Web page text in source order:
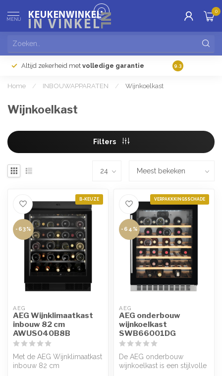
MENU
0
Altijd zekerheid met volledige garantie Gratis
9.3
Home / INBOUWAPPARATEN / Wijnkoelkast
Wijnkoelkast
Filters
B-KEUZE
-63%
AEG
AEG Wijnklimaatkast
inbouw 82 cm
AWUS040B8B
Met de AEG Wijnklimaatkast
inbouw 82 cm
VERPAKKKINGSSCHADE
-64%
AEG
AEG onderbouw
wijnkoelkast
SWB66001DG
De AEG onderbouw
wijnkoelkast is een stijlvolle